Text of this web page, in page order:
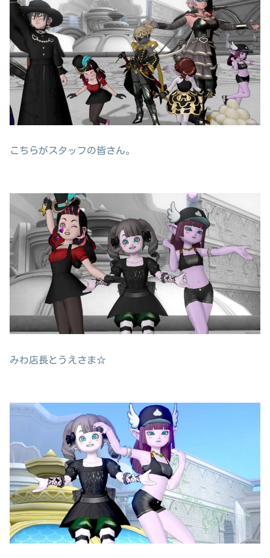
こちらがスタッフの皆さん。
みわ店長とうえさま☆